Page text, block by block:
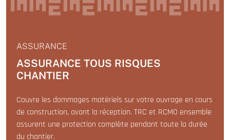
ASSURANCE
ASSURANCE TOUS RISQUES
CHANTIER
Couvre les dommages matériels sur votre ouvrage en cours
de construction, avant la réception. TRC et RCMO ensemble
assurent une protection complète pendant toute la durée
du chantier.